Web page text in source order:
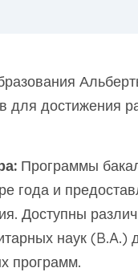
для достижения
Программы
года и
Доступны
наук
программ.